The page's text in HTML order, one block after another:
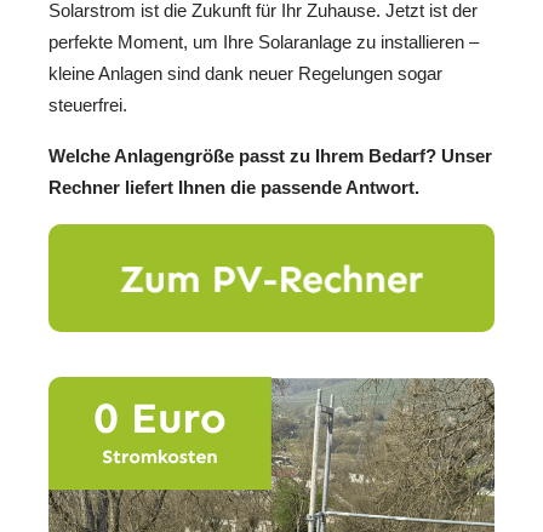
Solarstrom ist die Zukunft für Ihr Zuhause. Jetzt ist der
perfekte Moment, um Ihre Solaranlage zu installieren –
kleine Anlagen sind dank neuer Regelungen sogar
steuerfrei.
Welche Anlagengröße passt zu Ihrem Bedarf? Unser
Rechner liefert Ihnen die passende Antwort.